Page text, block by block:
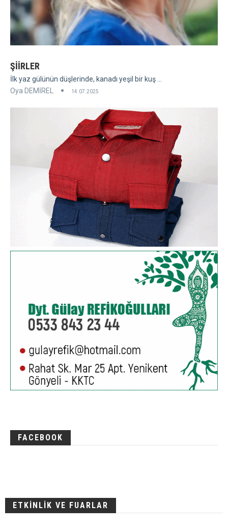
ŞİİRLER
İlk yaz gülünün düşlerinde, kanadı yeşil bir kuş ...
Oya DEMİREL
14.07.2025
FACEBOOK
ETKİNLİK VE FUARLAR